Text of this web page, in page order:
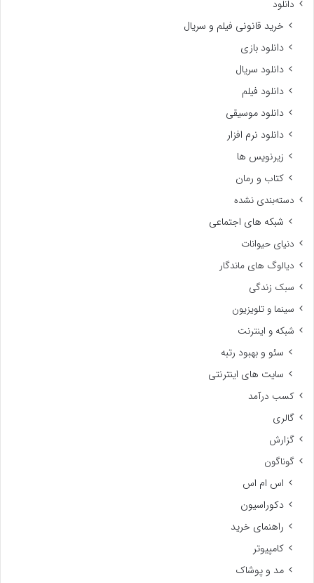
دانلود
خرید قانونی فیلم و سریال
دانلود بازی
دانلود سریال
دانلود فیلم
دانلود موسیقی
دانلود نرم افزار
زیرنویس ها
کتاب و رمان
دسته‌بندی نشده
شبکه های اجتماعی
دنیای حیوانات
دیالوگ های ماندگار
سبک زندگی
سینما و تلویزیون
شبکه و اینترنت
سئو و بهبود رتبه
سایت های اینترنتی
کسب درآمد
گالری
گزارش
گوناگون
اس ام اس
دکوراسیون
راهنمای خرید
کامپیوتر
مد و پوشاک